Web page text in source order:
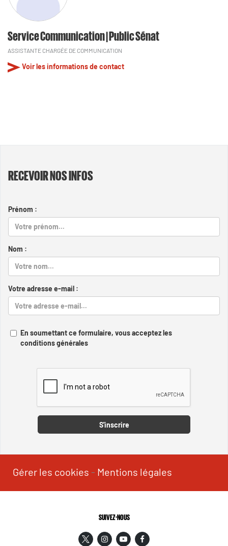
Service Communication | Public Sénat
ASSISTANTE CHARGÉE DE COMMUNICATION
Voir les informations de contact
RECEVOIR NOS INFOS
Prénom :
Nom :
Votre adresse e-mail :
En soumettant ce formulaire, vous acceptez les
conditions générales
S'inscrire
Gérer les cookies - Mentions légales
SUIVEZ-NOUS